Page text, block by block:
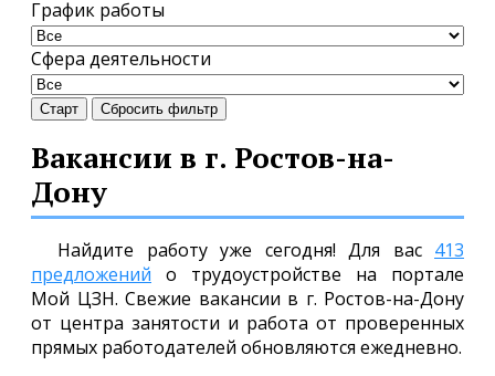
График работы
Сфера деятельности
Старт Сбросить фильтр
Вакансии в г. Ростов-на-
Дону
Найдите работу уже сегодня! Для вас 413
предложений о трудоустройстве на портале
Мой ЦЗН. Свежие вакансии в г. Ростов-на-Дону
от центра занятости и работа от проверенных
прямых работодателей обновляются ежедневно.